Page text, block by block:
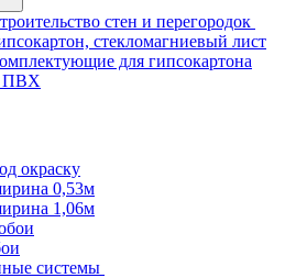
стен и перегородок
стекломагниевый лист
для гипсокартона
ПВХ
окраску
0,53м
1,06м
системы